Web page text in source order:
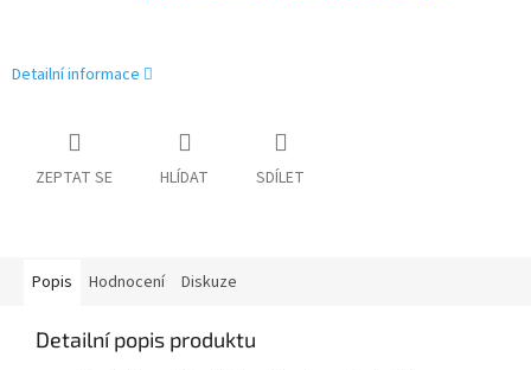
Detailní informace
ZEPTAT SE HLÍDAT SDÍLET
Popis Hodnocení Diskuze
Detailní popis produktu